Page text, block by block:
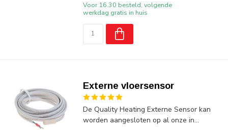
Voor 16.30 besteld, volgende
werkdag gratis in huis
Externe vloersensor
De Quality Heating Externe Sensor kan
worden aangesloten op al onze in...